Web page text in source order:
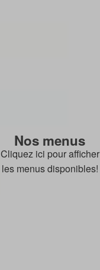
Nos menus
Cliquez ici pour afficher
les menus disponibles!